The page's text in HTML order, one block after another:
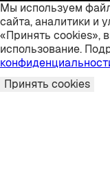
Мы используем
сайта, аналитики и
«Принять cookies»,
использование.
Принять cookies